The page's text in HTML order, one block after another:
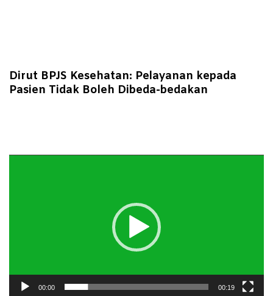
Dirut BPJS Kesehatan: Pelayanan kepada
Pasien Tidak Boleh Dibeda-bedakan
00:00 00:19